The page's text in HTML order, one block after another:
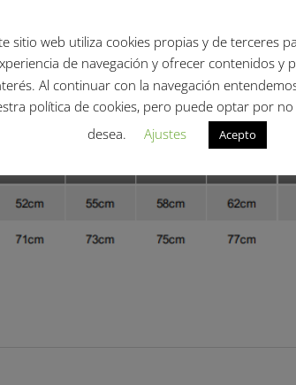
sitio web utiliza cookies propias y de terceres
de navegación y ofrecer contenidos y
Al continuar con la navegación
política de cookies, pero puede optar por
desea.
Ajustes Acepto